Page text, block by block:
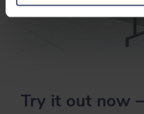
Try it out now